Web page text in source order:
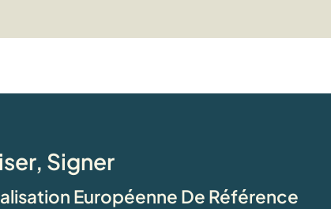
Signer
Européenne De Référence